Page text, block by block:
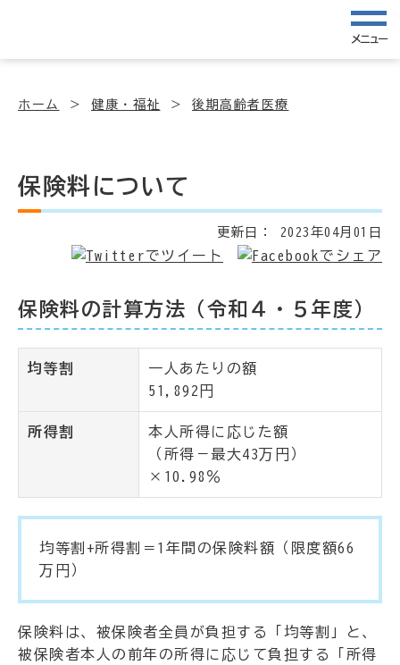
メニュー
ホーム 健康・福祉 後期高齢者医療
保険料について
更新日： 2023年04月01日
保険料の計算方法（令和４・５年度）
均等割
一人あたりの額
51,892円
所得割
本人所得に応じた額
（所得－最大43万円）
×10.98％
均等割+所得割＝1年間の保険料額（限度額66
万円）
保険料は、被保険者全員が負担する「均等割」と、
被保険者本人の前年の所得に応じて負担する「所得